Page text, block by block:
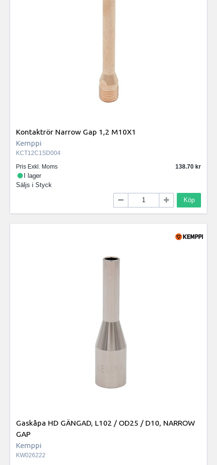
Kontaktrör Narrow Gap 1,2 M10X1
Kemppi
KCT12C1SD004
Pris Exkl. Moms
138.70
I lager
Säljs i Styck
Köp
Gaskåpa HD GÄNGAD, L102 / OD25 / D10, NARROW
GAP
Kemppi
KW026222